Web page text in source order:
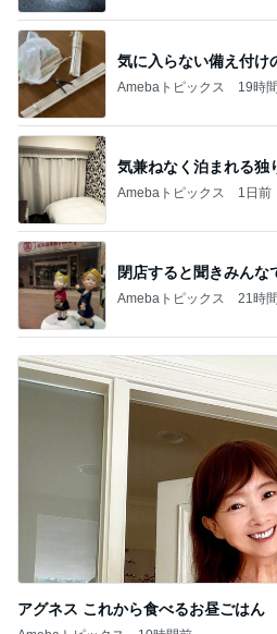
気に入らない備え付け
Amebaトピックス 19時
気兼ねなく泊まれる独
Amebaトピックス 1日前
閉店すると聞きみんな
Amebaトピックス 21時
アグネス これから食べるお昼ごはん